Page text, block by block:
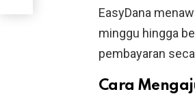
EasyDana
minggu hingga
pembayaran
Cara